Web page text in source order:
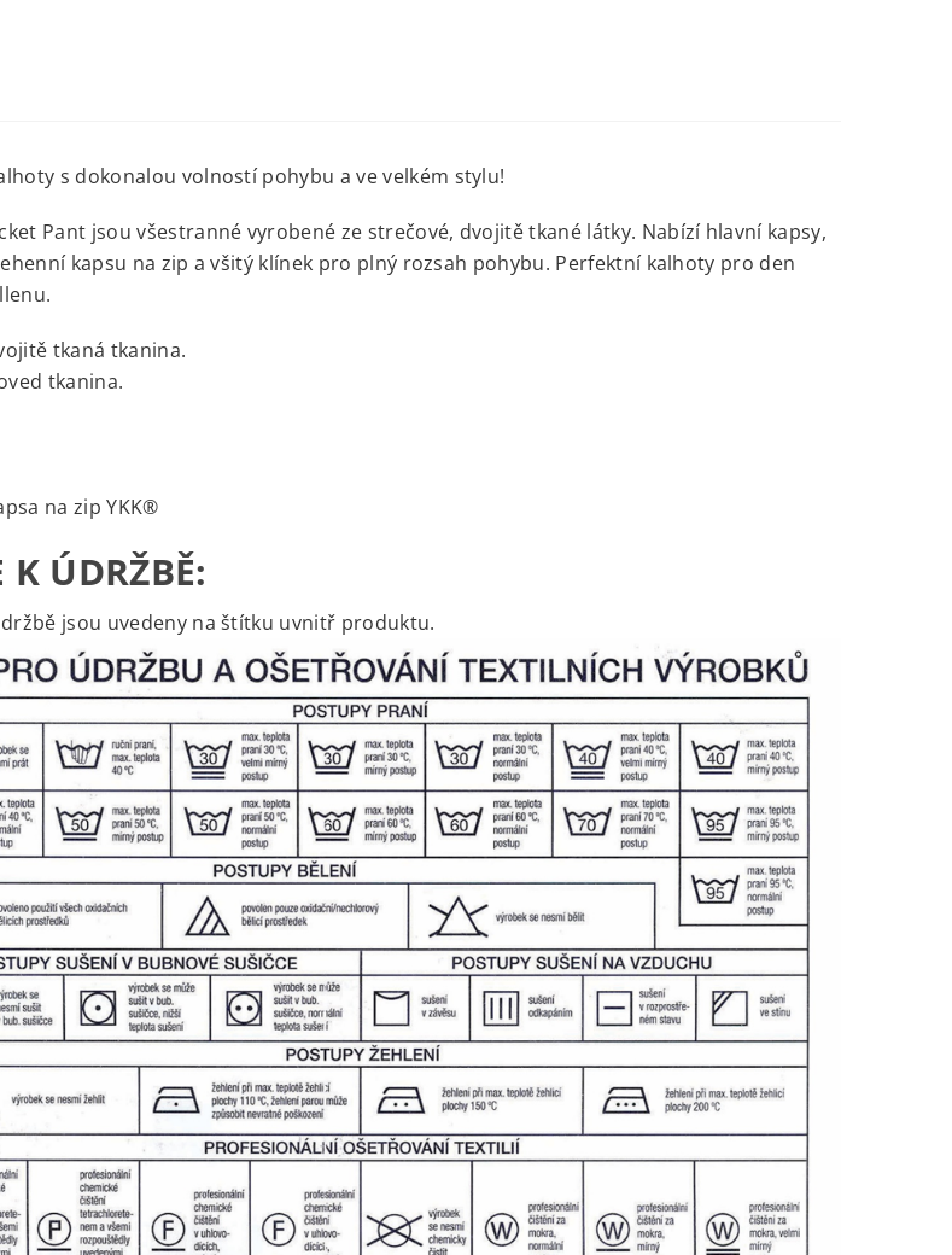
s dokonalou volností pohybu a ve velkém stylu!
Pant jsou všestranné vyrobené ze strečové, dvojitě tkané látky. Nabízí hlavní kapsy,
kapsu na zip a všitý klínek pro plný rozsah pohybu. Perfektní kalhoty pro den
tkaná tkanina.
tkanina.
na zip YKK®
K ÚDRŽBĚ:
jsou uvedeny na štítku uvnitř produktu.